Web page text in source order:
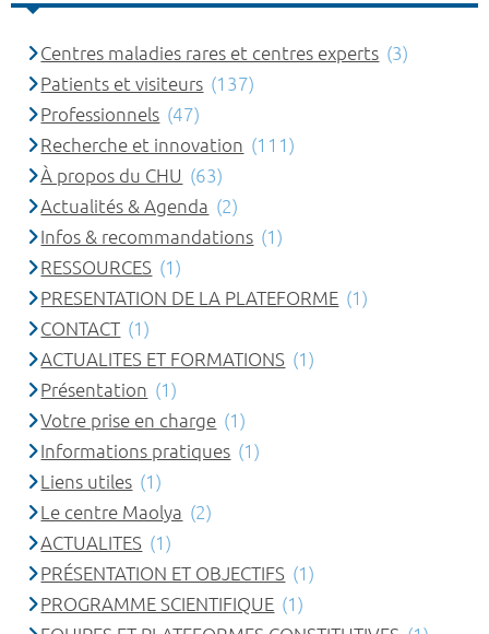
Centres maladies rares et centres experts (3)
Patients et visiteurs (137)
Professionnels (47)
Recherche et innovation (111)
À propos du CHU (63)
Actualités & Agenda (2)
Infos & recommandations (1)
RESSOURCES (1)
PRESENTATION DE LA PLATEFORME (1)
CONTACT (1)
ACTUALITES ET FORMATIONS (1)
Présentation (1)
Votre prise en charge (1)
Informations pratiques (1)
Liens utiles (1)
Le centre Maolya (2)
ACTUALITES (1)
PRÉSENTATION ET OBJECTIFS (1)
PROGRAMME SCIENTIFIQUE (1)